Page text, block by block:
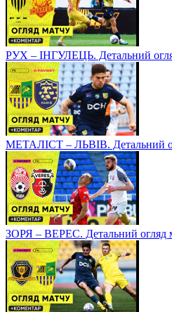
РУХ – ІНГУЛЕЦЬ. Детальний
МЕТАЛІСТ – ЛЬВІВ. Детальний
ЗОРЯ – ВЕРЕС. Детальний огляд